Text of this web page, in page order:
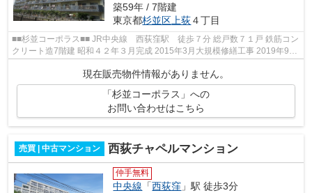
築59年 / 7階建
東京都杉並区 上荻４丁目
■■杉並コーポラス■■ JR中央線 西荻窪駅 徒歩７分 総戸数７１戸 鉄筋コン
クリート造7階建 昭和４２年３月完成 2015年3月大規模修繕工事 2019年9月
共用部排水更新工事
現在販売物件情報がありません。
「杉並コーポラス」への
お問い合わせはこちら
売買 | 中古マンション 西荻チャペルマンション
仲手無料
中央線 「西荻窪 」駅 徒歩3分